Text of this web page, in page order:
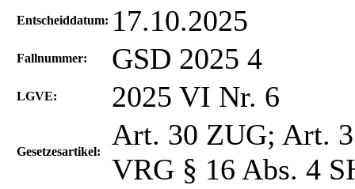
Entscheiddatum: 17.10.2025
Fallnummer: GSD 2025 4
LGVE: 2025 VI Nr. 6
Gesetzesartikel:
Art. 30 ZUG; Art.
VRG § 16 Abs. 4